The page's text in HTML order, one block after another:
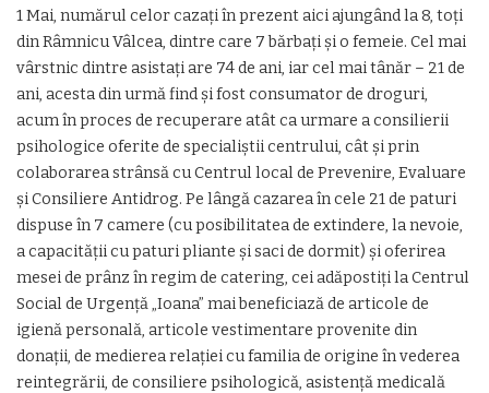
1 Mai, numărul celor cazați în prezent aici ajungând la 8, toți
din Râmnicu Vâlcea, dintre care 7 bărbați și o femeie. Cel mai
vârstnic dintre asistați are 74 de ani, iar cel mai tânăr – 21 de
ani, acesta din urmă find și fost consumator de droguri,
acum în proces de recuperare atât ca urmare a consilierii
psihologice oferite de specialiștii centrului, cât și prin
colaborarea strânsă cu Centrul local de Prevenire, Evaluare
și Consiliere Antidrog. Pe lângă cazarea în cele 21 de paturi
dispuse în 7 camere (cu posibilitatea de extindere, la nevoie,
a capacității cu paturi pliante și saci de dormit) și oferirea
mesei de prânz în regim de catering, cei adăpostiți la Centrul
Social de Urgență „Ioana” mai beneficiază de articole de
igienă personală, articole vestimentare provenite din
donaţii, de medierea relaţiei cu familia de origine în vederea
reintegrării, de consiliere psihologică, asistenţă medicală